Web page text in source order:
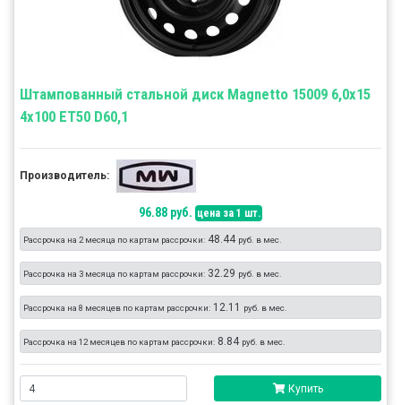
Штампованный стальной диск Magnetto 15009 6,0x15
4x100 ET50 D60,1
Производитель:
96.88 руб. цена за 1 шт.
Рассрочка на 2 месяца по картам рассрочки: 48.44 руб. в мес.
Рассрочка на 3 месяца по картам рассрочки: 32.29 руб. в мес.
Рассрочка на 8 месяцев по картам рассрочки: 12.11 руб. в мес.
Рассрочка на 12 месяцев по картам рассрочки: 8.84 руб. в мес.
Купить